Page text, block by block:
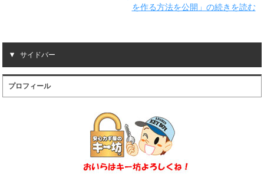
を作る方法を公開」の続きを読む
サイドバー
プロフィール